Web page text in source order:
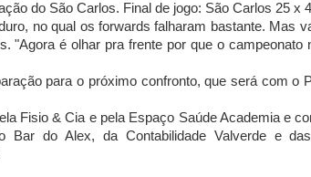
do São Carlos. Final de jogo: São Carlos 25 x
no qual os forwards falharam bastante. Mas
"Agora é olhar pra frente por que o campeonato
para o próximo confronto, que será com o
Fisio & Cia e pela Espaço Saúde Academia e
Bar do Alex, da Contabilidade Valverde e